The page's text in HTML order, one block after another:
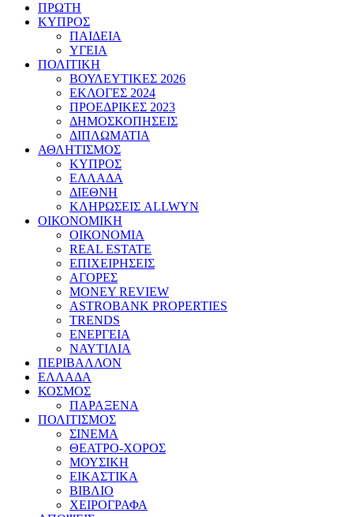
ΠΡΩΤΗ
ΚΥΠΡΟΣ
ΠΑΙΔΕΙΑ
ΥΓΕΙΑ
ΠΟΛΙΤΙΚΗ
ΒΟΥΛΕΥΤΙΚΕΣ 2026
ΕΚΛΟΓΕΣ 2024
ΠΡΟΕΔΡΙΚΕΣ 2023
ΔΗΜΟΣΚΟΠΗΣΕΙΣ
ΔΙΠΛΩΜΑΤΙΑ
ΑΘΛΗΤΙΣΜΟΣ
ΚΥΠΡΟΣ
ΕΛΛΑΔΑ
ΔΙΕΘΝΗ
ΚΛΗΡΩΣΕΙΣ ALLWYN
ΟΙΚΟΝΟΜΙΚΗ
ΟΙΚΟΝΟΜΙΑ
REAL ESTATE
ΕΠΙΧΕΙΡΗΣΕΙΣ
ΑΓΟΡΕΣ
MONEY REVIEW
ASTROBANK PROPERTIES
TRENDS
ΕΝΕΡΓΕΙΑ
ΝΑΥΤΙΛΙΑ
ΠΕΡΙΒΑΛΛΟΝ
ΕΛΛΑΔΑ
ΚΟΣΜΟΣ
ΠΑΡΑΞΕΝΑ
ΠΟΛΙΤΙΣΜΟΣ
ΣΙΝΕΜΑ
ΘΕΑΤΡΟ-ΧΟΡΟΣ
ΜΟΥΣΙΚΗ
ΕΙΚΑΣΤΙΚΑ
ΒΙΒΛΙΟ
ΧΕΙΡΟΓΡΑΦΑ